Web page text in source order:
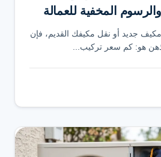
المخفية للعمالة
جديد أو نقل مكيفك القديم، فإن
هو: كم سعر تركيب...